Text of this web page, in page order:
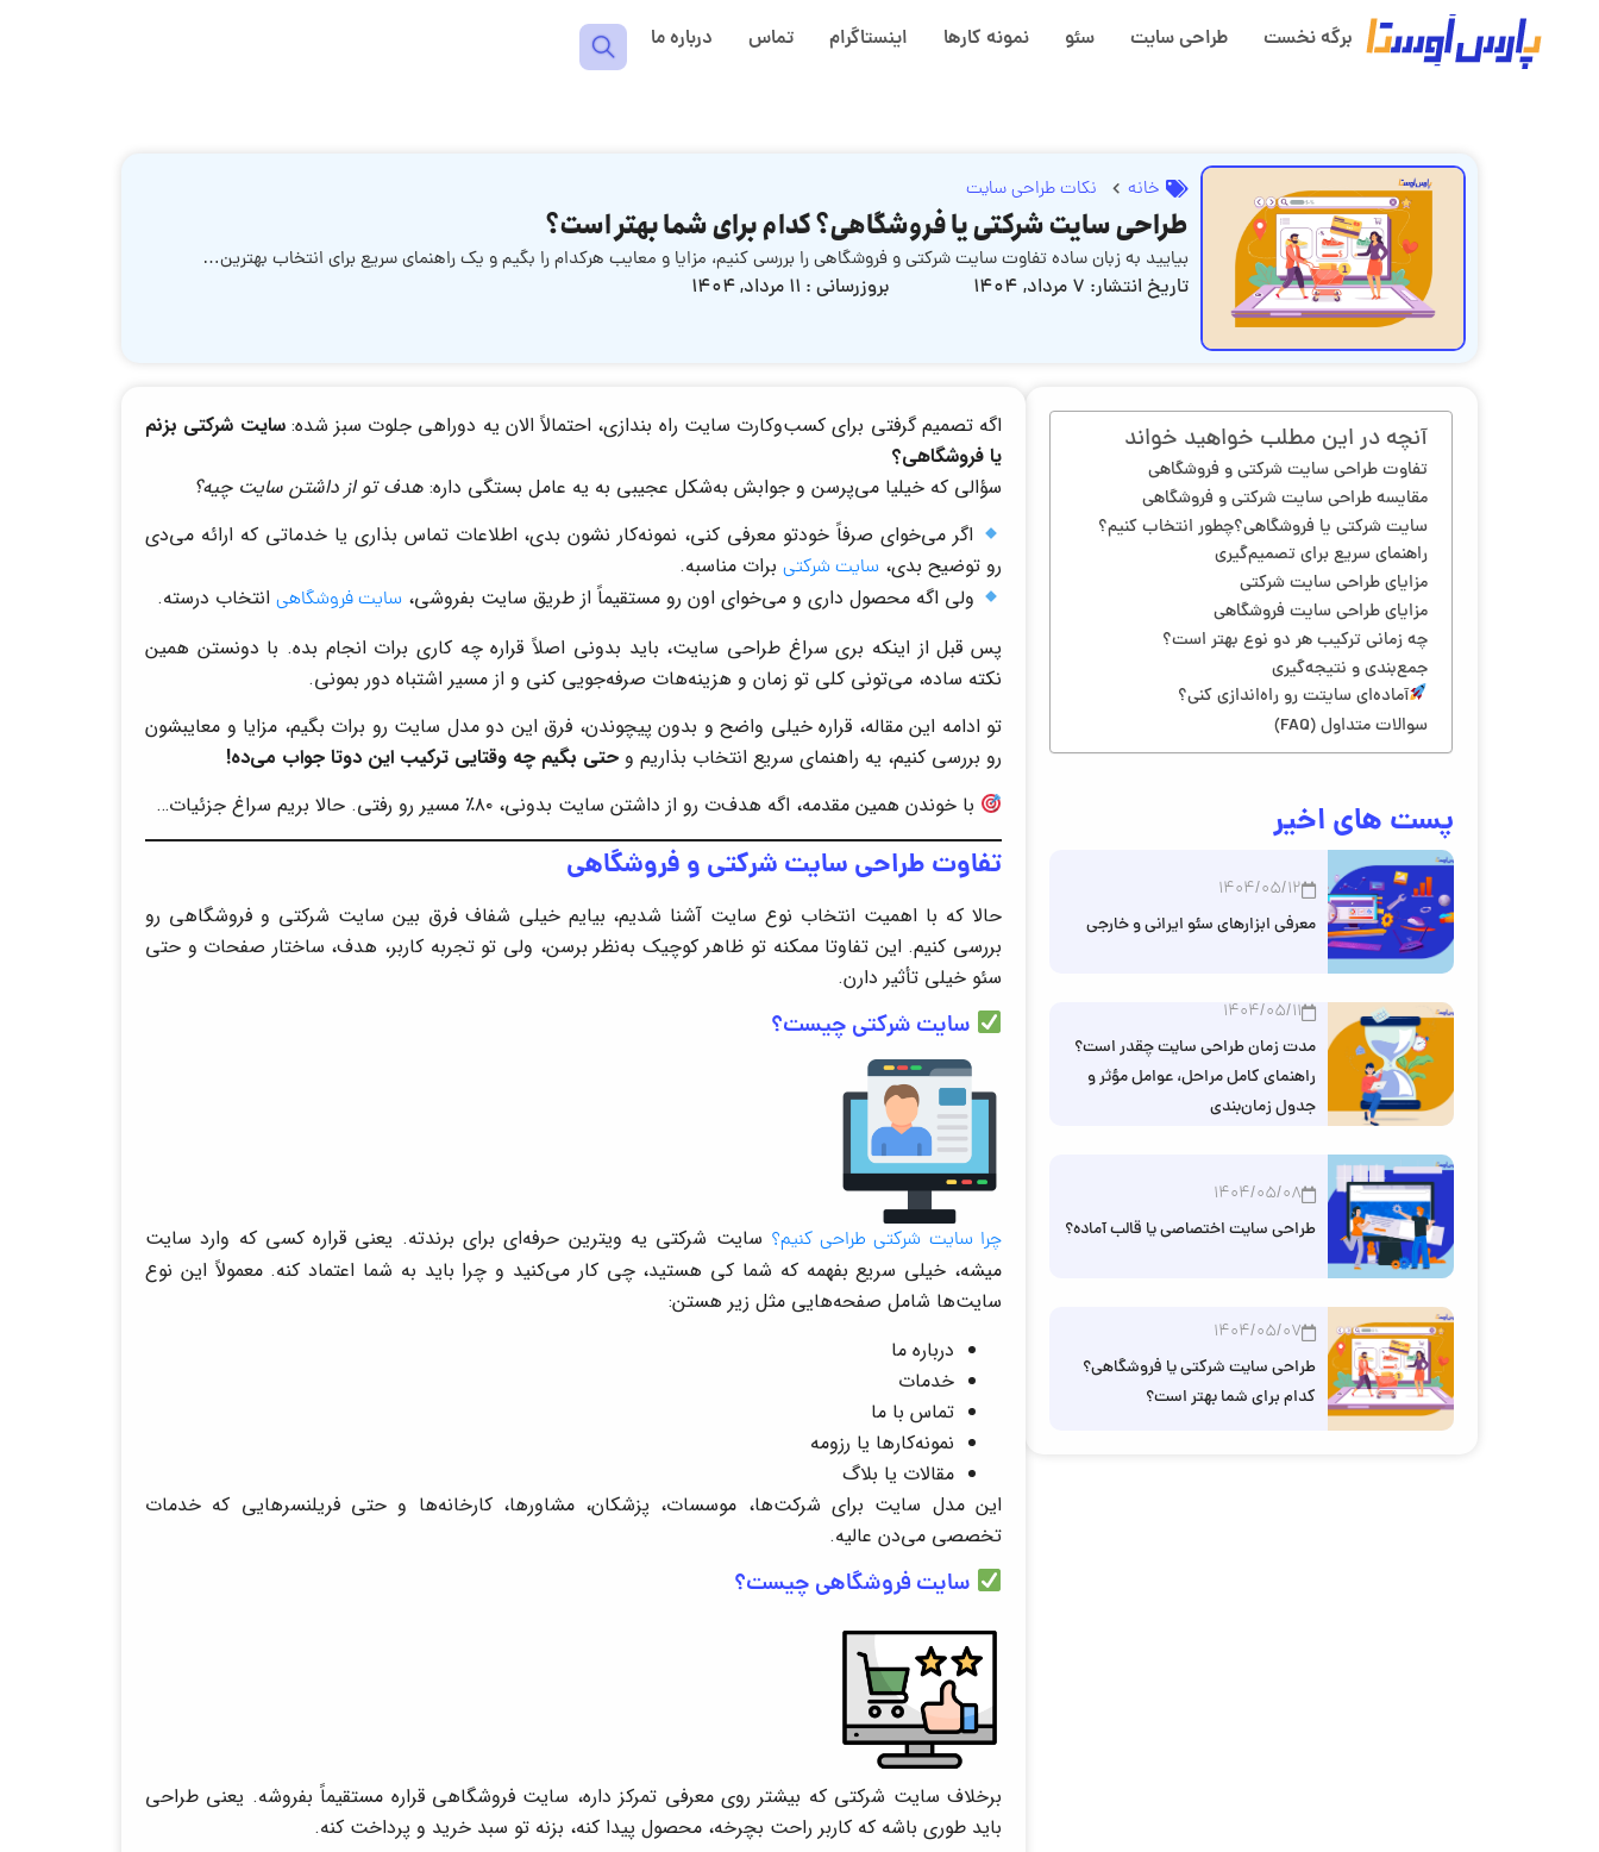
برگه نخست طراحی سایت سئو نمونه کارها اینستاگرام تماس درباره ما
خانه نکات طراحی سایت
طراحی سایت شرکتی یا فروشگاهی؟ کدام برای شما بهتر است؟
بیایید به زبان ساده تفاوت سایت شرکتی و فروشگاهی را بررسی کنیم، مزایا و معایب هرکدام را بگیم و یک راهنمای سریع برای انتخاب بهترین…
تاریخ انتشار: بروزرسانی : ۱۱ مرداد, ۱۴۰۴
آنچه در این مطلب خواهید خواند
تفاوت طراحی سایت شرکتی و فروشگاهی
مقایسه طراحی سایت شرکتی و فروشگاهی
سایت شرکتی یا فروشگاهی؟چطور انتخاب کنیم؟
راهنمای سریع برای تصمیم‌گیری
مزایای طراحی سایت شرکتی
مزایای طراحی سایت فروشگاهی
چه زمانی ترکیب هر دو نوع بهتر است؟
جمع‌بندی و نتیجه‌گیری
آماده‌ای سایتت رو راه‌اندازی کنی؟
سوالات متداول (FAQ)
پست های اخیر
1404/05/12
معرفی ابزارهای سئو ایرانی و خارجی
1404/05/11
مدت زمان طراحی سایت چقدر است؟
راهنمای کامل مراحل، عوامل مؤثر و
جدول زمان‌بندی
1404/05/08
طراحی سایت اختصاصی یا قالب آماده؟
1404/05/07
طراحی سایت شرکتی یا فروشگاهی؟
کدام برای شما بهتر است؟
اگه تصمیم گرفتی برای کسب‌وکارت سایت راه بندازی، احتمالاً الان یه دو‌راهی جلوت سبز شده:سایت شرکتی بزنم
یا فروشگاهی؟
سؤالی که خیلیا می‌پرسن و جوابش به‌شکل عجیبی به یه عامل بستگی داره: هدف تو از داشتن سایت چیه؟
اگر می‌خوای صرفاً خودتو معرفی کنی، نمونه‌کار نشون بدی، اطلاعات تماس بذاری یا خدماتی که ارائه می‌دی
رو توضیح بدی، سایت شرکتیبرات مناسبه.
ولی اگه محصول داری و می‌خوای اون رو مستقیماً از طریق سایت بفروشی،سایت فروشگاهی انتخاب درسته.
پس قبل از اینکه بری سراغ طراحی سایت، باید بدونی اصلاً قراره چه کاری برات انجام بده. با دونستن همین
نکته ساده، می‌تونی کلی تو زمان و هزینه‌هات صرفه‌جویی کنی و از مسیر اشتباه دور بمونی.
تو ادامه این مقاله، قراره خیلی واضح و بدون پیچوندن، فرق این دو مدل سایت رو برات بگیم، مزایا و معایبشون
رو بررسی کنیم، یه راهنمای سریع انتخاب بذاریم و حتی بگیم چه وقتایی ترکیب این دوتا جواب می‌ده!
با خوندن همین مقدمه، اگه هدف‌ت رو از داشتن سایت بدونی، ۸۰٪ مسیر رو رفتی. حالا بریم سراغ جزئیات…
تفاوت طراحی سایت شرکتی و فروشگاهی
حالا که با اهمیت انتخاب نوع سایت آشنا شدیم، بیایم خیلی شفاف فرق بین سایت شرکتی و فروشگاهی رو
بررسی کنیم. این تفاوتا ممکنه تو ظاهر کوچیک به‌نظر برسن، ولی تو تجربه کاربر، هدف، ساختار صفحات و حتی
سئو خیلی تأثیر دارن.
سایت شرکتی چیست؟
چرا سایت شرکتی طراحی کنیم؟ سایت شرکتی یه ویترین حرفه‌ای برای برندته. یعنی قراره کسی که وارد سایت
میشه، خیلی سریع بفهمه که شما کی هستید، چی کار می‌کنید و چرا باید به شما اعتماد کنه. معمولاً این نوع
سایت‌ها شامل صفحه‌هایی مثل زیر هستن:
درباره ما
خدمات
تماس با ما
نمونه‌کارها یا رزومه
مقالات یا بلاگ
این مدل سایت برای شرکت‌ها، موسسات، پزشکان، مشاورها، کارخانه‌ها و حتی فریلنسرهایی که خدمات
تخصصی می‌دن عالیه.
سایت فروشگاهی چیست؟
برخلاف سایت شرکتی که بیشتر روی معرفی تمرکز داره، سایت فروشگاهی قراره مستقیماً بفروشه. یعنی طراحی
باید طوری باشه که کاربر راحت بچرخه، محصول پیدا کنه، بزنه تو سبد خرید و پرداخت کنه.